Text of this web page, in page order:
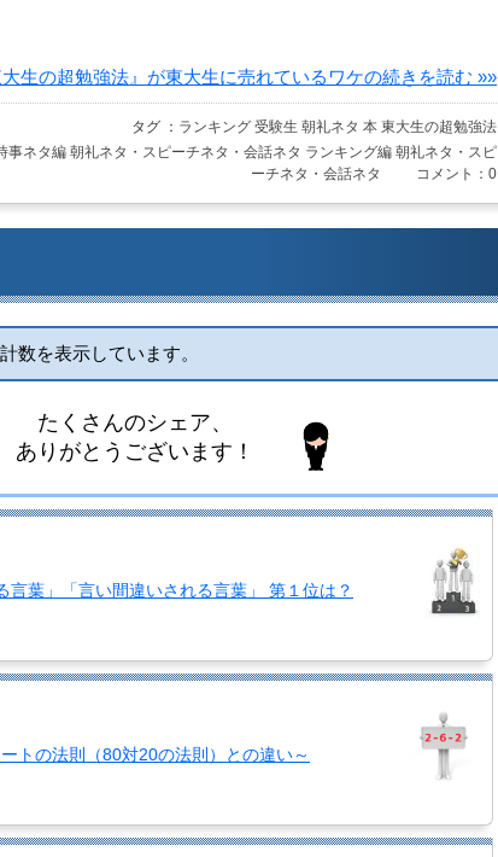
大生の超勉強法』が東大生に売れているワケの続きを読む »»
タグ ： ランキング 受験生 朝礼ネタ 本 東大生の超勉強法
事ネタ編 朝礼ネタ・スピーチネタ・会話ネタ ランキング編 朝礼ネタ・スピ
ーチネタ・会話ネタ
コメント：0
数を表示しています。
んのシェア、
とうございます！
言葉」「言い間違いされる言葉」 第１位は？
トの法則（80対20の法則）との違い～